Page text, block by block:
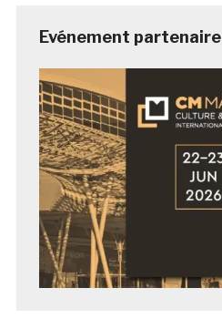
Evénement partenaire